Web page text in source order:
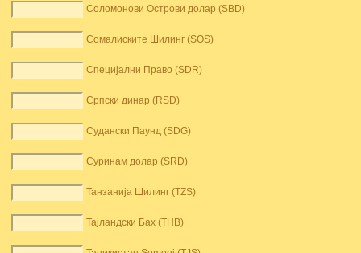
Соломонови Острови долар (SBD)
Сомалиските Шилинг (SOS)
Специјални Право (SDR)
Српски динар (RSD)
Судански Паунд (SDG)
Суринам долар (SRD)
Танзанија Шилинг (TZS)
Тајландски Бах (THB)